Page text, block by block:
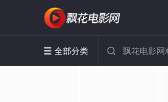
 全部分类 